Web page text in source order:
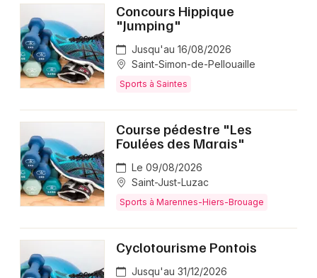
Concours Hippique
"Jumping"
Jusqu'au 16/08/2026
Saint-Simon-de-Pellouaille
Sports à Saintes
Course pédestre "Les
Foulées des Marais"
Le 09/08/2026
Saint-Just-Luzac
Sports à Marennes-Hiers-Brouage
Cyclotourisme Pontois
Jusqu'au 31/12/2026